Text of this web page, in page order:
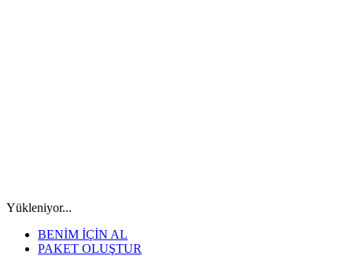
Yükleniyor...
BENİM İÇİN AL
PAKET OLUŞTUR